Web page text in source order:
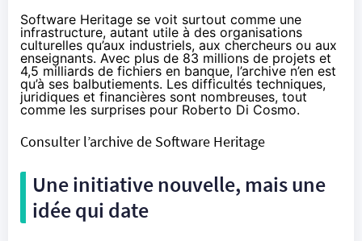
Software Heritage se voit surtout comme une
infrastructure, autant utile à des organisations
culturelles qu’aux industriels, aux chercheurs ou aux
enseignants. Avec plus de 83 millions de projets et
4,5 milliards de fichiers en banque, l’archive n’en est
qu’à ses balbutiements. Les difficultés techniques,
juridiques et financières sont nombreuses, tout
comme les surprises pour Roberto Di Cosmo.
Consulter l’archive de Software Heritage
Une initiative nouvelle, mais une
idée qui date